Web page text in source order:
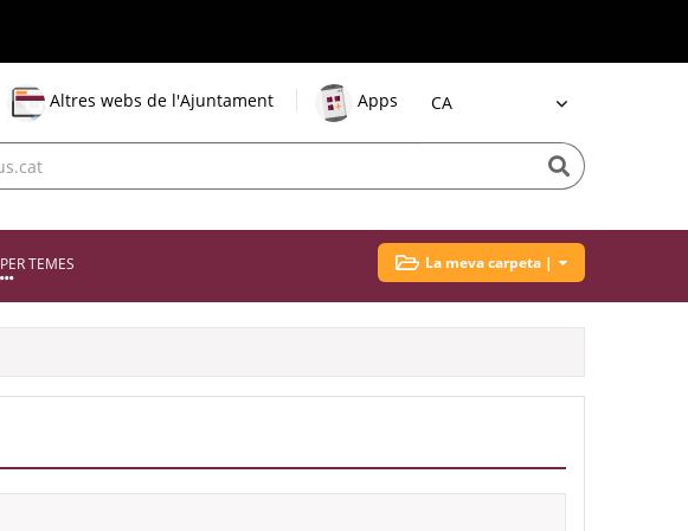
Altres webs de l'Ajuntament Apps
Idioma
PER TEMES La meva carpeta |